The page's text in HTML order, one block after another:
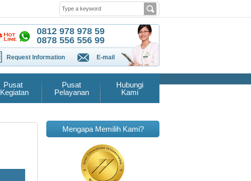
0812 978 978 59
0878 556 556 99
Request Information E-mail
Pusat
Kegiatan
Pusat
Pelayanan
Hubungi
Kami
Mengapa Memilih Kami?